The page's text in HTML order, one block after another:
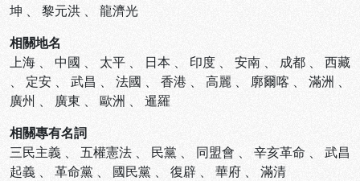
坤 、 黎元洪 、 龍濟光
相關地名
上海 、 中國 、 太平 、 日本 、 印度 、 安南 、 成都 、 西藏
、 定安 、 武昌 、 法國 、 香港 、 高麗 、 廓爾喀 、 滿洲 、
廣州 、 廣東 、 歐洲 、 暹羅
相關專有名詞
三民主義 、 五權憲法 、 民黨 、 同盟會 、 辛亥革命 、 武昌
起義 、 革命黨 、 國民黨 、 復辟 、 華府 、 滿清